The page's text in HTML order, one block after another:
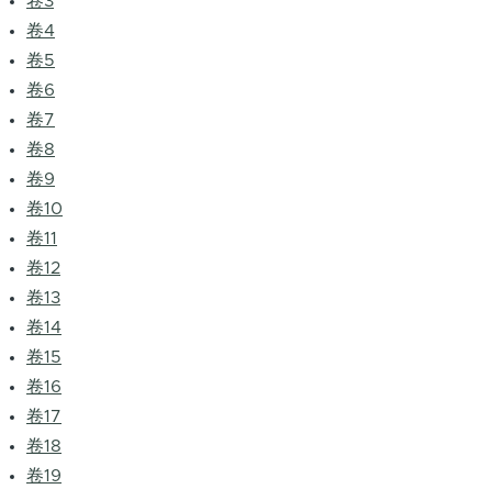
卷4
卷5
卷6
卷7
卷8
卷9
卷10
卷11
卷12
卷13
卷14
卷15
卷16
卷17
卷18
卷19